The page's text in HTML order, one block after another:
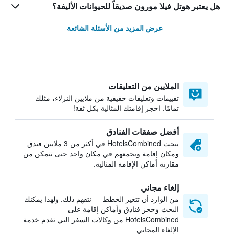
هل يعتبر هوتل فيلا مورون صديقاً للحيوانات الأليفة؟
عرض المزيد من الأسئلة الشائعة
الملايين من التعليقات
تقييمات وتعليقات حقيقية من ملايين النزلاء، مثلك
تمامًا. احجز إقامتك المثالية بكل ثقة!
أفضل صفقات الفنادق
يبحث HotelsCombined في أكثر من 3 ملايين فندق
ومكان إقامة ويجمعهم في مكان واحد حتى تتمكن من
مقارنة أماكن الإقامة المثالية.
إلغاء مجاني
من الوارد أن تتغير الخطط — نتفهم ذلك. ولهذا يمكنك
البحث وحجز فنادق وأماكن إقامة على
HotelsCombined من وكالات السفر التي تقدم خدمة
الإلغاء المجاني